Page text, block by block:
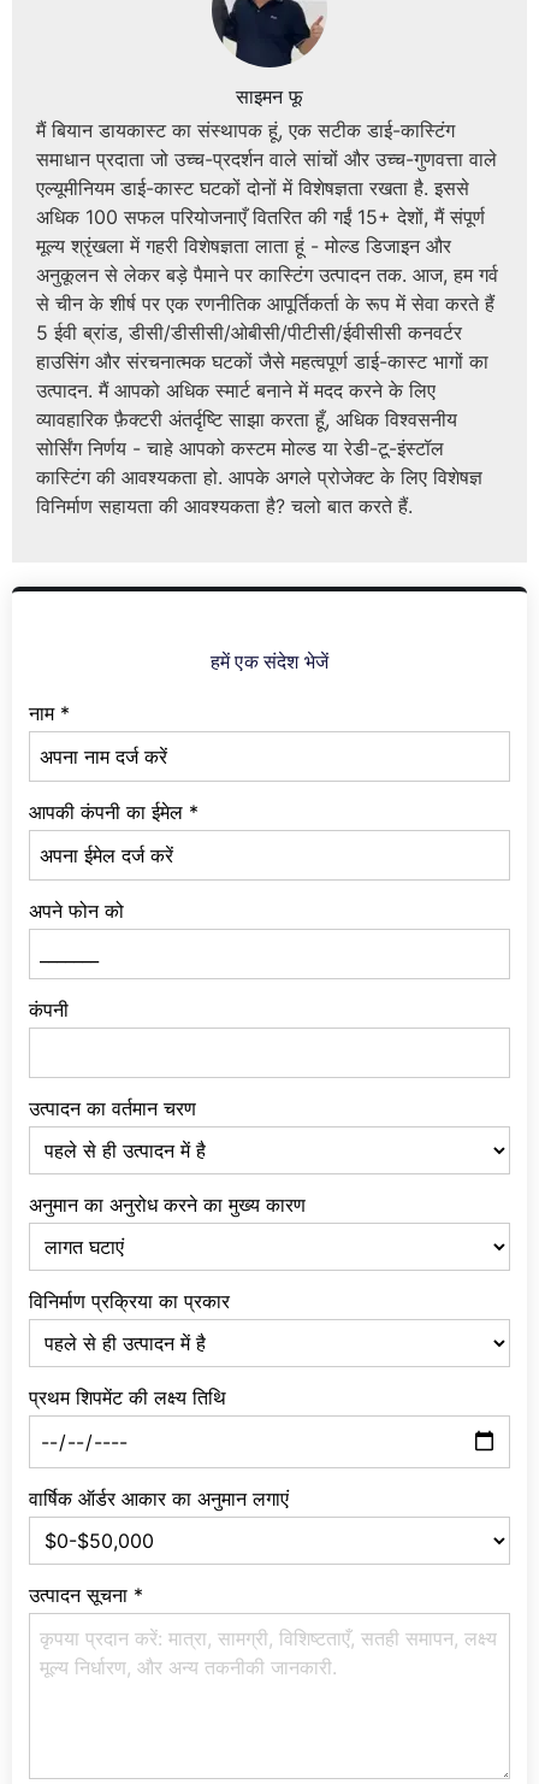
साइमन फू
मैं बियान डायकास्ट का संस्थापक हूं, एक सटीक डाई-कास्टिंग
समाधान प्रदाता जो उच्च-प्रदर्शन वाले सांचों और उच्च-गुणवत्ता वाले
एल्यूमीनियम डाई-कास्ट घटकों दोनों में विशेषज्ञता रखता है. इससे
अधिक 100 सफल परियोजनाएँ वितरित की गईं 15+ देशों, मैं संपूर्ण
मूल्य श्रृंखला में गहरी विशेषज्ञता लाता हूं - मोल्ड डिजाइन और
अनुकूलन से लेकर बड़े पैमाने पर कास्टिंग उत्पादन तक. आज, हम गर्व
से चीन के शीर्ष पर एक रणनीतिक आपूर्तिकर्ता के रूप में सेवा करते हैं
5 ईवी ब्रांड, डीसी/डीसीसी/ओबीसी/पीटीसी/ईवीसीसी कनवर्टर
हाउसिंग और संरचनात्मक घटकों जैसे महत्वपूर्ण डाई-कास्ट भागों का
उत्पादन. मैं आपको अधिक स्मार्ट बनाने में मदद करने के लिए
व्यावहारिक फ़ैक्टरी अंतर्दृष्टि साझा करता हूँ, अधिक विश्वसनीय
सोर्सिंग निर्णय - चाहे आपको कस्टम मोल्ड या रेडी-टू-इंस्टॉल
कास्टिंग की आवश्यकता हो. आपके अगले प्रोजेक्ट के लिए विशेषज्ञ
विनिर्माण सहायता की आवश्यकता है? चलो बात करते हैं.
हमें एक संदेश भेजें
नाम *
आपकी कंपनी का ईमेल *
अपने फोन को
कंपनी
उत्पादन का वर्तमान चरण
अनुमान का अनुरोध करने का मुख्य कारण
विनिर्माण प्रक्रिया का प्रकार
प्रथम शिपमेंट की लक्ष्य तिथि
वार्षिक ऑर्डर आकार का अनुमान लगाएं
उत्पादन सूचना *